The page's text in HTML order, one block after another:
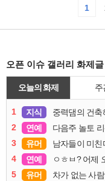
1
오픈 이슈 갤러리 화제글
오늘의 화제 주
1 지식 중력댐의 건축
2
연예 다음주 놀토
3
유머 남자들이 미
4
연예 ㅇㅎㅂ? 어제
5
유머 차가 없는 사